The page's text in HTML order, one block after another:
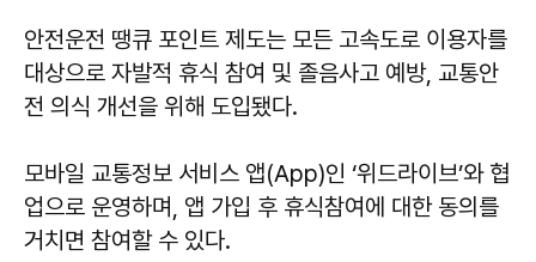
안전운전 땡큐 포인트 제도는 모든 고속도로 이용자를
대상으로 자발적 휴식 참여 및 졸음사고 예방, 교통안
전 의식 개선을 위해 도입됐다.
모바일 교통정보 서비스 앱(App)인 ‘위드라이브’와 협
업으로 운영하며, 앱 가입 후 휴식참여에 대한 동의를
거치면 참여할 수 있다.